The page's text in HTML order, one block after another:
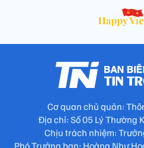
Cơ quan chủ quản:
Địa chỉ: Số 05 Lý Thường
Chịu trách nhiệm: